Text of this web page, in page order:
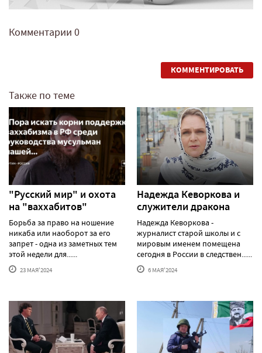
Комментарии 0
КОММЕНТИРОВАТЬ
Также по теме
"Русский мир" и охота
на "ваххабитов"
Борьба за право на ношение
никаба или наоборот за его
запрет - одна из заметных тем
этой недели для......
23 МАЯ'2024
Надежда Кеворкова и
служители дракона
Надежда Кеворкова -
журналист старой школы и с
мировым именем помещена
сегодня в России в следствен......
6 МАЯ'2024